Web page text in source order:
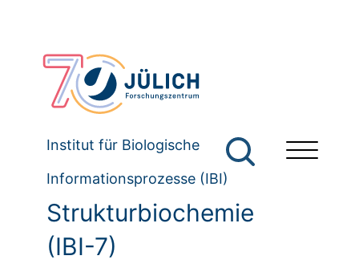
Institut für Biologische
Informationsprozesse (IBI)
Strukturbiochemie
(IBI-7)